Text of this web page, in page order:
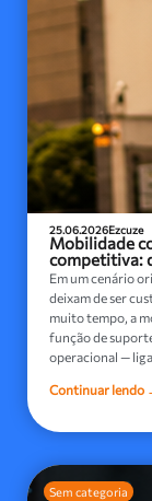
25.06.2026Ezcuze
Mobilidade
competitiva:
Em um cenário
deixam de ser
muito tempo, a
função de
operacional —
Continuar lendo
Sem categoria